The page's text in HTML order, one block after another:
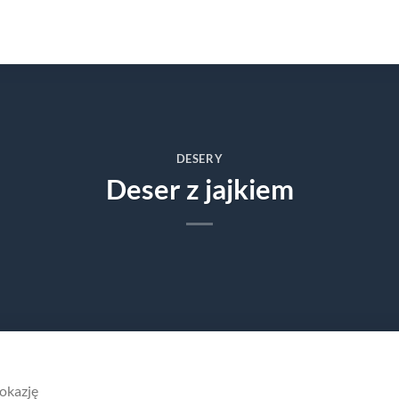
DESERY
Deser z jajkiem